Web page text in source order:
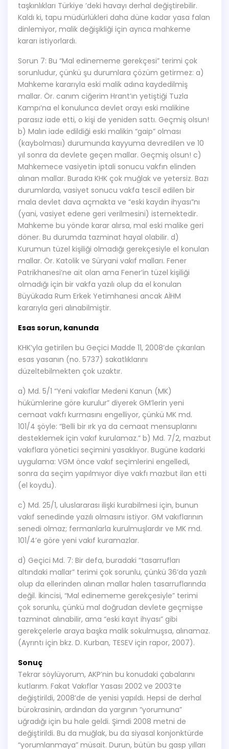
taşkınlıkları Türkiye ’deki havayı derhal değiştirebilir.
Kaldı ki, tapu müdürlükleri daha düne kadar yasa falan
dinlemiyor, malik değişikliği için ayrıca mahkeme
kararı istiyorlardı.
Sorun 7: Bu “Mal edinememe gerekçesi” terimi çok
sorunludur, çünkü şu durumlara çözüm getirmez: a)
Mahkeme kararıyla eski malik adına kaydedilmiş
mallar. Ör. canım ciğerim Hrant’ın yetiştiği Tuzla
Kampı’na el konulunca devlet orayı eski malikine
parasız iade etti, o kişi de yeniden sattı. Geçmiş olsun!
b) Malın iade edildiği eski malikin “gaip” olması
(kaybolması) durumunda kayyuma devredilen ve 10
yıl sonra da devlete geçen mallar. Geçmiş olsun! c)
Mahkemece vasiyetin iptali sonucu vakfın elinden
alınan mallar. Burada KHK çok muğlak ve yetersiz. Bazı
durumlarda, vasiyet sonucu vakfa tescil edilen bir
mala devlet dava açmakta ve “eski kaydın ihyası”nı
(yani, vasiyet edene geri verilmesini) istemektedir.
Mahkeme bu yönde karar alırsa, mal eski malike geri
döner. Bu durumda tazminat hayal olabilir. d)
Kurumun tüzel kişiliği olmadığı gerekçesiyle el konulan
mallar. Ör. Katolik ve Süryani vakıf malları. Fener
Patrikhanesi’ne ait olan ama Fener’in tüzel kişiliği
olmadığı için bir vakfa yazılı olup da el konulan
Büyükada Rum Erkek Yetimhanesi ancak AİHM
kararıyla geri alınabilmiştir.
Esas sorun, kanunda
KHK’yla getirilen bu Geçici Madde 11, 2008’de çıkarılan
esas yasanın (no. 5737) sakatlıklarını
düzeltebilmekten çok uzaktır.
a) Md. 5/1 “Yeni vakıflar Medeni Kanun (MK)
hükümlerine göre kurulur” diyerek GM’lerin yeni
cemaat vakfı kurmasını engelliyor, çünkü MK md.
101/4 şöyle: “Belli bir ırk ya da cemaat mensuplarını
desteklemek için vakıf kurulamaz.” b) Md. 7/2, mazbut
vakıflara yönetici seçimini yasaklıyor. Bugüne kadarki
uygulama: VGM önce vakıf seçimlerini engelledi,
sonra da seçim yapılmıyor diye vakfı mazbut ilan etti
(el koydu).
c) Md. 25/1, uluslararası ilişki kurabilmesi için, bunun
vakıf senedinde yazılı olmasını istiyor. GM vakıflarının
senedi olmaz; fermanlarla kurulmuşlardır ve MK md.
101/4’e göre yeni vakıf kuramazlar.
d) Geçici Md. 7: Bir defa, buradaki “tasarrufları
altındaki mallar” terimi çok sorunlu, çünkü 36’da yazılı
olup da ellerinden alınan mallar halen tasarruflarında
değil. İkincisi, “Mal edinememe gerekçesiyle” terimi
çok sorunlu, çünkü mal doğrudan devlete geçmişse
tazminat alınabilir, ama “eski kayıt ihyası” gibi
gerekçelerle araya başka malik sokulmuşsa, alınamaz.
(Ayrıntı için bkz. D. Kurban, TESEV için rapor, 2007).
Sonuç
Tekrar söylüyorum, AKP’nin bu konudaki çabalarını
kutlarım. Fakat Vakıflar Yasası 2002 ve 2003’te
değiştirildi, 2008’de de yenisi yapıldı. Hepsi de derhal
bürokrasinin, ardından da yargının “yorumuna”
uğradığı için bu hale geldi. Şimdi 2008 metni de
değiştirildi. Bu da muğlak, bu da siyasal konjonktürde
“yorumlanmaya” müsait. Durun, bütün bu gasp yılları